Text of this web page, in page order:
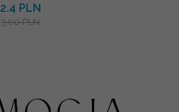
2.4 PLN
3.00 PLN